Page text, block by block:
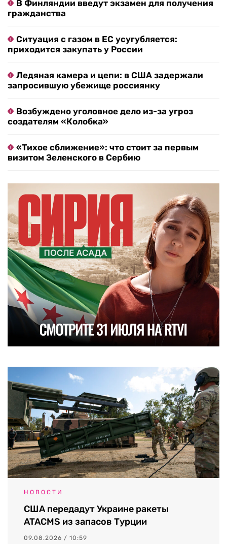
В Финляндии введут экзамен для получения
гражданства
Ситуация с газом в ЕС усугубляется:
приходится закупать у России
Ледяная камера и цепи: в США задержали
запросившую убежище россиянку
Возбуждено уголовное дело из-за угроз
создателям «Колобка»
«Тихое сближение»: что стоит за первым
визитом Зеленского в Сербию
НОВОСТИ
США передадут Украине ракеты
ATACMS из запасов Турции
09.08.2026 / 10:59